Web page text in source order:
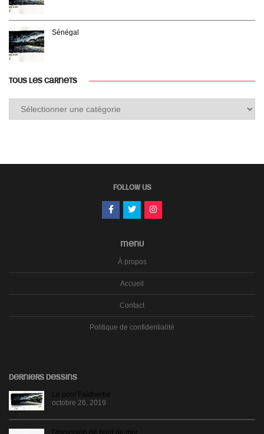
Sénégal
TOUS LES CARNETS
FOLLOW US
MENU
À propos
Accueil
Contact
Politique de confidentialité
DERNIERS DESSINS
Le pont Faidherbe
octobre 26, 2019
Discussion de bord de mer